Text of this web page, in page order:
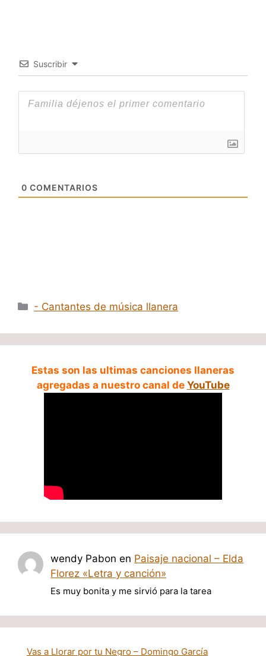
Suscribir
0 COMENTARIOS
Categorías
- Cantantes de música llanera
Estas son las ultimas canciones llaneras
agregadas a nuestro canal de YouTube
wendy Pabon en Paisaje nacional – Elda
Florez «Letra y canción»
Es muy bonita y me sirvió para la tarea
Vas a Llorar por tu Negro – Domingo García